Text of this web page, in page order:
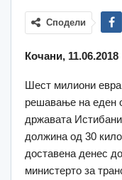
Сподели
Кочани, 11.06.2018
Шест милиони евра
решавање на еден
државата
должина од 30
доставена денес
министерто за